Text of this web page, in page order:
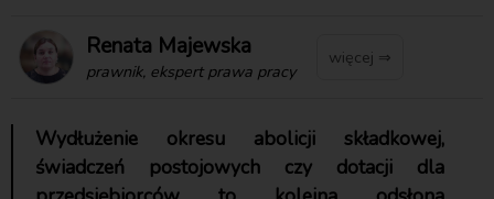
Renata Majewska
prawnik, ekspert prawa pracy
więcej ⇒
Wydłużenie okresu abolicji składkowej,
świadczeń postojowych czy dotacji dla